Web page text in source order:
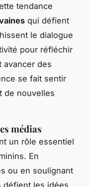
tendance
qui défient
le dialogue
pour réfléchir
avancer des
se fait sentir
de nouvelles
médias
un rôle essentiel
En
ou en soulignant
défient les idées